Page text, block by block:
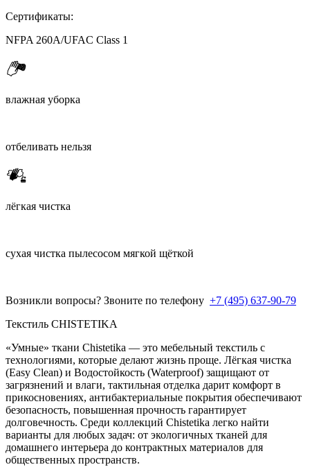
Сертификаты:
NFPA 260A/UFAC Class 1
влажная уборка
отбеливать нельзя
лёгкая чистка
сухая чистка пылесосом мягкой щёткой
Возникли вопросы? Звоните по телефону +7 (495) 637-90-79
Текстиль CHISTETIKA
«Умные» ткани Chistetika — это мебельный текстиль с
технологиями, которые делают жизнь проще. Лёгкая чистка
(Easy Clean) и Водостойкость (Waterproof) защищают от
загрязнений и влаги, тактильная отделка дарит комфорт в
прикосновениях, антибактериальные покрытия обеспечивают
безопасность, повышенная прочность гарантирует
долговечность. Среди коллекций Chistetika легко найти
варианты для любых задач: от экологичных тканей для
домашнего интерьера до контрактных материалов для
общественных пространств.